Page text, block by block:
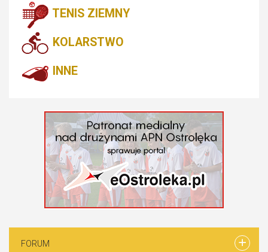
TENIS ZIEMNY
KOLARSTWO
INNE
FORUM